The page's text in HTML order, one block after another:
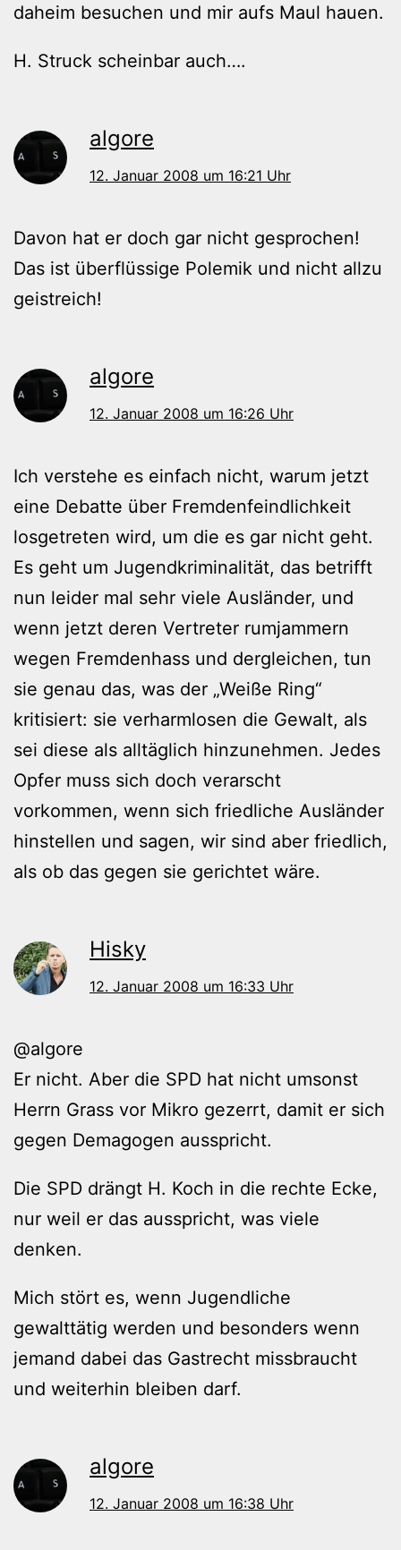
daheim besuchen und mir aufs Maul hauen.
H. Struck scheinbar auch….
algore
12. Januar 2008 um 16:21 Uhr
Davon hat er doch gar nicht gesprochen!
Das ist überflüssige Polemik und nicht allzu
geistreich!
algore
12. Januar 2008 um 16:26 Uhr
Ich verstehe es einfach nicht, warum jetzt
eine Debatte über Fremdenfeindlichkeit
losgetreten wird, um die es gar nicht geht.
Es geht um Jugendkriminalität, das betrifft
nun leider mal sehr viele Ausländer, und
wenn jetzt deren Vertreter rumjammern
wegen Fremdenhass und dergleichen, tun
sie genau das, was der „Weiße Ring“
kritisiert: sie verharmlosen die Gewalt, als
sei diese als alltäglich hinzunehmen. Jedes
Opfer muss sich doch verarscht
vorkommen, wenn sich friedliche Ausländer
hinstellen und sagen, wir sind aber friedlich,
als ob das gegen sie gerichtet wäre.
Hisky
12. Januar 2008 um 16:33 Uhr
@algore
Er nicht. Aber die SPD hat nicht umsonst
Herrn Grass vor Mikro gezerrt, damit er sich
gegen Demagogen ausspricht.
Die SPD drängt H. Koch in die rechte Ecke,
nur weil er das ausspricht, was viele
denken.
Mich stört es, wenn Jugendliche
gewalttätig werden und besonders wenn
jemand dabei das Gastrecht missbraucht
und weiterhin bleiben darf.
algore
12. Januar 2008 um 16:38 Uhr